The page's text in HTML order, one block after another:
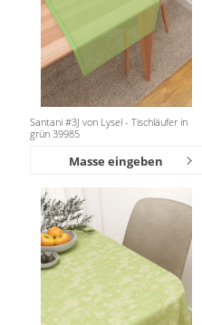
Santani #3J von Lysel - Tischläufer in
grün 39985
Masse eingeben